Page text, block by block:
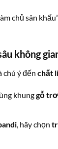
chủ sân
không
chú ý đến chất
khunggỗ
, hãy chọn